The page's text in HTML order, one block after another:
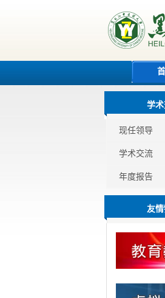
学
现任领导
学术交流
年度报告
友